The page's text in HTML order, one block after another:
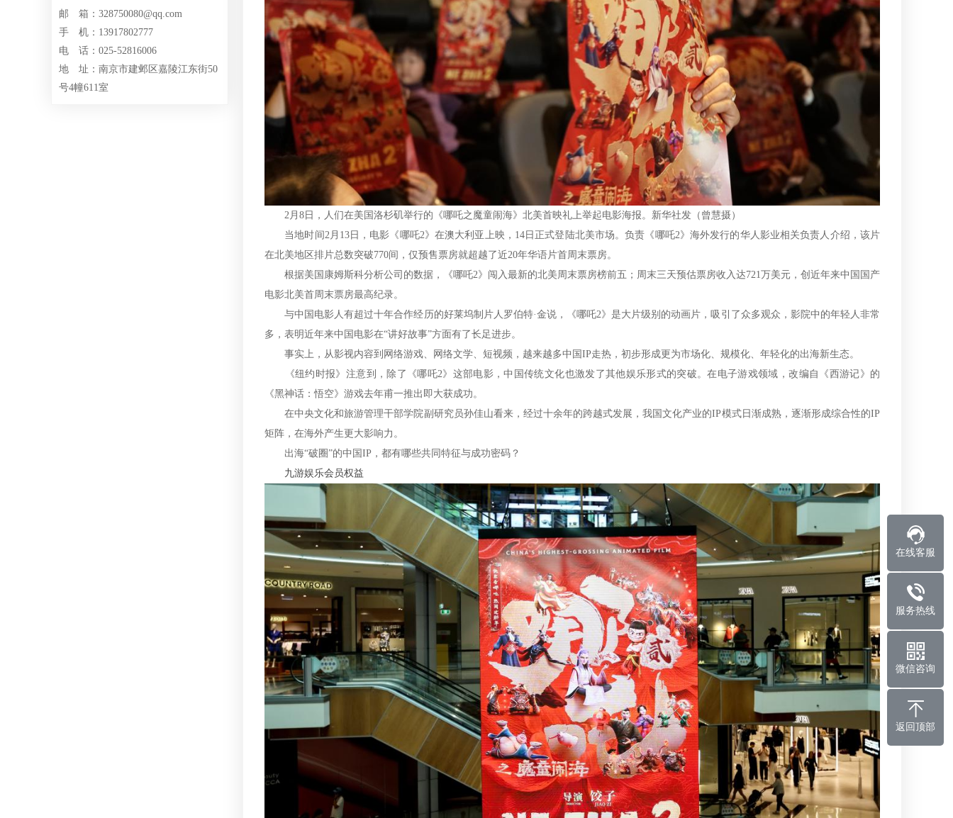
邮 箱：328750080@qq.com
手 机：13917802777
电 话：025-52816006
地 址：南京市建邺区嘉陵江东街50
号4幢611室
2月8日，人们在美国洛杉矶举行的《哪吒之魔童闹海》北美首映礼上举起电影海报。新华社发（曾慧摄）
当地时间2月13日，电影《哪吒2》在澳大利亚上映，14日正式登陆北美市场。负责《哪吒2》海外发行的华人影业相关负责人介绍，该片
在北美地区排片总数突破770间，仅预售票房就超越了近20年华语片首周末票房。
根据美国康姆斯科分析公司的数据，《哪吒2》闯入最新的北美周末票房榜前五；周末三天预估票房收入达721万美元，创近年来中国国产
电影北美首周末票房最高纪录。
与中国电影人有超过十年合作经历的好莱坞制片人罗伯特·金说，《哪吒2》是大片级别的动画片，吸引了众多观众，影院中的年轻人非常
多，表明近年来中国电影在“讲好故事”方面有了长足进步。
事实上，从影视内容到网络游戏、网络文学、短视频，越来越多中国IP走热，初步形成更为市场化、规模化、年轻化的出海新生态。
《纽约时报》注意到，除了《哪吒2》这部电影，中国传统文化也激发了其他娱乐形式的突破。在电子游戏领域，改编自《西游记》的
《黑神话：悟空》游戏去年甫一推出即大获成功。
在中央文化和旅游管理干部学院副研究员孙佳山看来，经过十余年的跨越式发展，我国文化产业的IP模式日渐成熟，逐渐形成综合性的IP
矩阵，在海外产生更大影响力。
出海“破圈”的中国IP，都有哪些共同特征与成功密码？
九游娱乐会员权益
在线客服
服务热线
微信咨询
返回顶部